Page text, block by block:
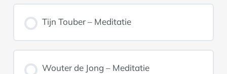
Tijn Touber – Meditatie
Wouter de Jong – Meditatie